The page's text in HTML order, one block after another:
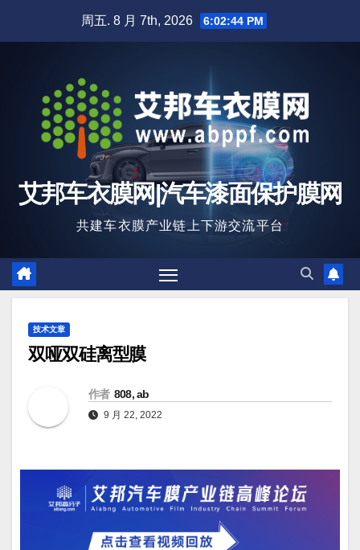
周五. 8 月 7th, 2026 6:02:45 PM
艾邦车衣膜网|汽车漆面保护膜网
共建车衣膜产业链上下游交流平台
技术文章
双哑双硅离型膜
作者 808, ab
9 月 22, 2022